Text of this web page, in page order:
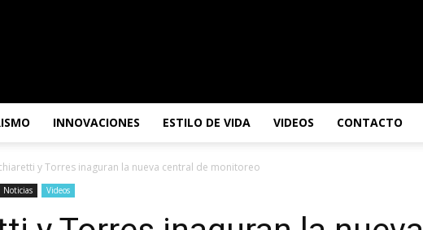
INNOVACIONES ESTILO DE VIDA VIDEOS CONTACTO
y Torres inaguran la nueva central de monitoreo
Noticias Videos